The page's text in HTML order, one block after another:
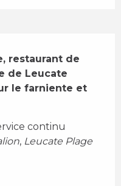
restaurant de
de Leucate
le farniente et
continu
, Leucate Plage